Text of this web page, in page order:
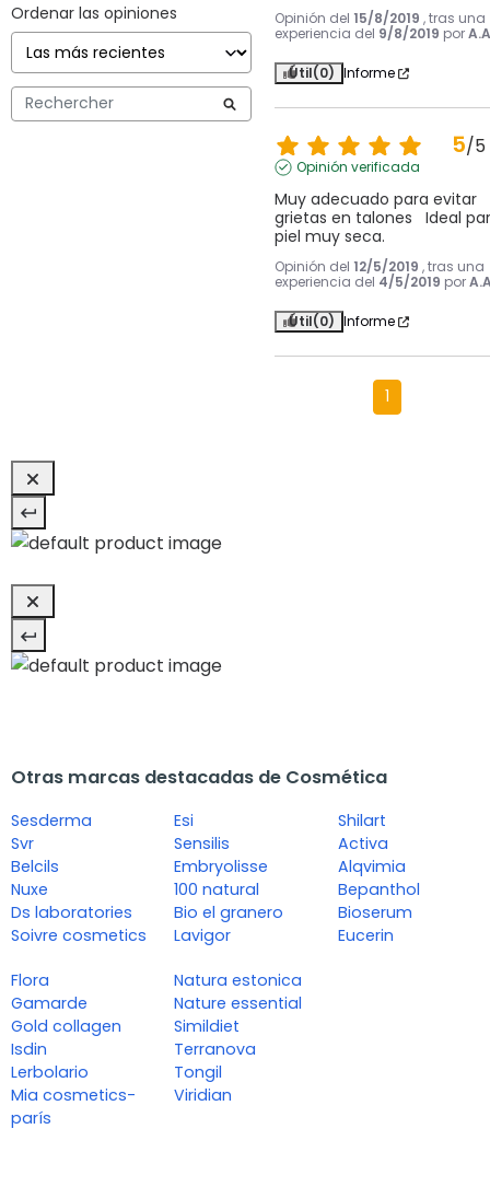
Ordenar las opiniones Opinión del 15/8/2019 , tras una
experiencia del 9/8/2019 por
Útil(0) Informe
5/5
Opinión verificada
Muy adecuado para evitar
grietas en talones   Ideal
piel muy seca.
Opinión del 12/5/2019 , tras una
experiencia del 4/5/2019 por
Útil(0) Informe
1
Otras marcas destacadas de Cosmética
Sesderma
Svr
Belcils
Nuxe
Ds laboratories
Soivre cosmetics
Esi
Sensilis
Embryolisse
100 natural
Bio el granero
Lavigor
Shilart
Activa
Alqvimia
Bepanthol
Bioserum
Eucerin
Flora
Gamarde
Gold collagen
Isdin
Lerbolario
Mia cosmetics-
parís
Natura estonica
Nature essential
Simildiet
Terranova
Tongil
Viridian